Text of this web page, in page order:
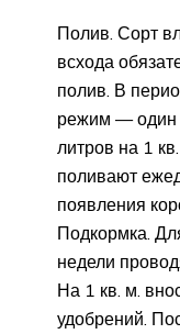
Полив. Сорт
всхода
полив. В
режим — один
литров на 1
поливают
появления
Подкормка.
недели
На 1 кв. м.
удобрений.